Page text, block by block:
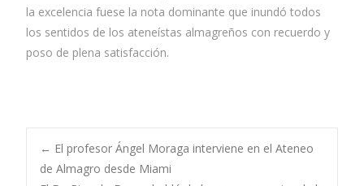
la excelencia fuese la nota dominante que inundó todos
los sentidos de los ateneístas almagreños con recuerdo y
poso de plena satisfacción.
← El profesor Ángel Moraga interviene en el Ateneo
de Almagro desde Miami